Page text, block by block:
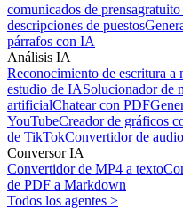
comunicados de prensa
descripciones de puestos
párrafos con IA
Análisis IA
Reconocimiento de escritura a
estudio de IASolucionador de
artificialChatear con PDF
YouTubeCreador de gráficos
de TikTokConvertidor de
Conversor IA
Convertidor de MP4 a texto
de PDF a Markdown
Todos los agentes >